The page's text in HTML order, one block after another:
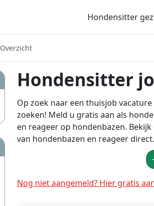
Hondensitter
Overzicht
Hondensitter
Op zoek naar een thuisjob
zoeken! Meld u gratis aan als
en reageer op hondenbazen.
van hondenbazen en reageer direct.
Nog niet aangemeld? Hier gratis